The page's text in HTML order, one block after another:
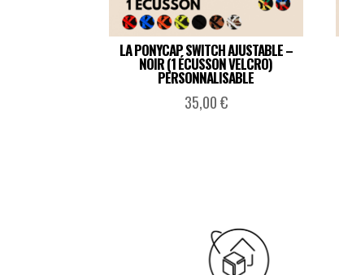
LA PONYCAP SWITCH AJUSTABLE –
NOIR (1 ÉCUSSON VELCRO)
PERSONNALISABLE
35,00€